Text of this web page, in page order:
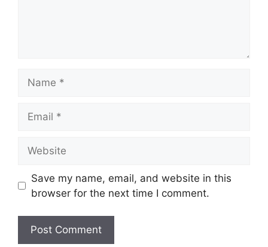
Save my name, email, and website in this
browser for the next time I comment.